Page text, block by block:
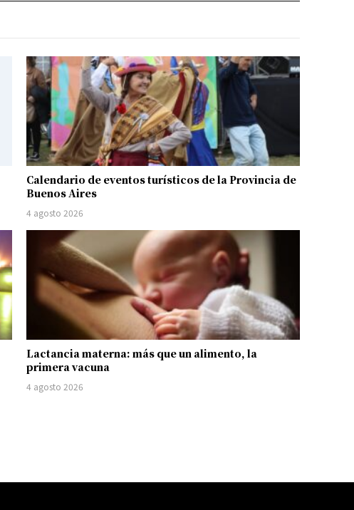
Calendario de eventos turísticos de la Provincia de
Buenos Aires
4 agosto 2026
Lactancia materna: más que un alimento, la
primera vacuna
4 agosto 2026